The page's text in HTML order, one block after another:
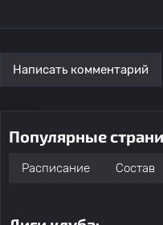
Написать комментарий
Популярные
Расписание Состав